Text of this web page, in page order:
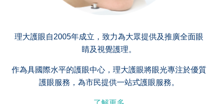
理大護眼自2005年成立，致力為大眾提供及推廣全面眼
睛及視覺護理。
作為具國際水平的護眼中心，理大護眼將眼光專注於優質
護眼服務，為市民提供一站式護眼服務。